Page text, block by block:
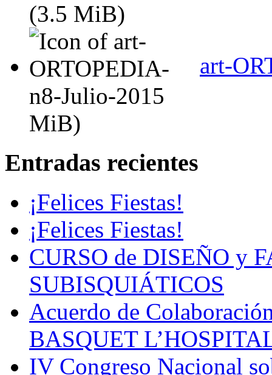
(3.5 MiB)
art-
MiB)
Entradas recientes
¡Felices Fiestas!
¡Felices Fiestas!
CURSO de DISEÑO y
SUBISQUIÁTICOS
Acuerdo de
BASQUET
IV Congreso Nacional